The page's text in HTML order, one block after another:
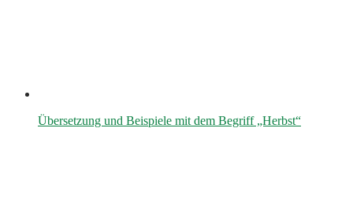
Übersetzung und Beispiele mit dem Begriff „Herbst“